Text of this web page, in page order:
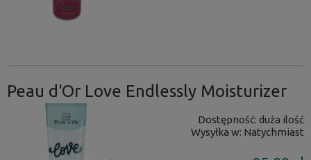
Peau d'Or Love Endlessly Moisturizer
Dostępność: duża ilość
Wysyłka w: Natychmiast